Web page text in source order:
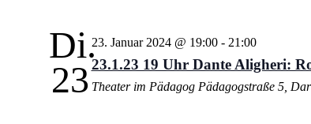
Di.
23
23. Januar 2024 @ 19:00- 21:00
23.1.23 19 Uhr Dante Aligheri:
Theater im Pädagog Pädagogstraße 5,